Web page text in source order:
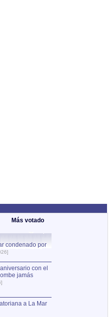
Más votado
condenado por
con el
jamás
a La Mar